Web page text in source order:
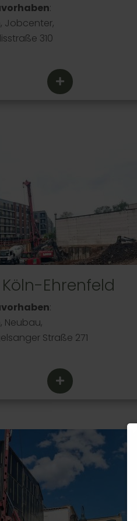
:
Jobcenter,
310
Köln-Ehrenfeld
:
Neubau,
Straße 271